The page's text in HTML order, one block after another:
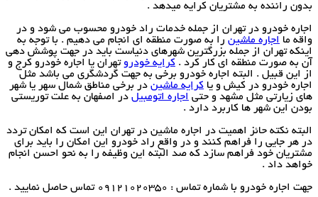
بدون راننده به مشتریان کرایه میدهد .
اجاره خودرو در تهران از جمله خدمات راد خودرو محسوب می شود و در
واقه ما اجاره ماشین را به صورت منطقه ای انجام می دهیم . با توجه به
اینکه تهران از جمله بزرگترین شهرهای دنیاست باید در جهت پوشش دهی
آن به صورت منطقه ای کار کرد . کرایه خودرو تهران یا اجاره خودرو کرج و
از این قبیل . البته اجاره خودرو برخی به جهت گردشگری می باشد مثل
اجاره خودرو در کیش و یا کرایه ماشین در برخی مناطق شمال سهر یا شهر
های زیارتی مثل مشهد و حتی اجاره اتومبیل در اصفهان به علت توریستی
بودن این شهر ها کاربرد دارد .
البته نکته حائز اهمیت در اجاره ماشین در تهران این است که امکان تردد
در هر جایی را فراهم کنند و در واقع راد خودرو این امکان را باید برای
مشتریان خود فراهم سازد که صد البته این وظیفه را به نحو احسن انجام
خواهد داد .
جهت اجاره خودرو با شماره تماس : 09121020350 تماس حاصل نمایید .